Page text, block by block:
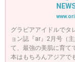
グラビアアイドルでタ
ョン誌『ar』2月号（
て、最強の美肌に育て
本はもちろんアジアで